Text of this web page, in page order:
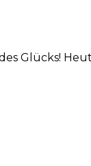
Glücks!